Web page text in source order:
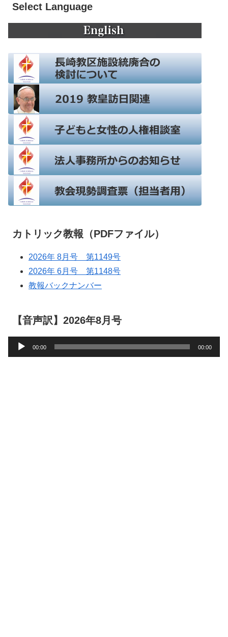
Select Language
カトリック教報（PDFファイル）
2026年 8月号 第1149号
2026年 6月号 第1148号
教報バックナンバー
【音声訳】2026年8月号
声
00:00 00:00